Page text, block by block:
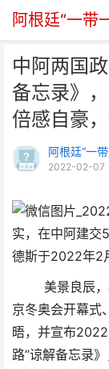
阿根廷“一带
中阿两国
备忘录》
倍感自豪，
阿根廷“一
2022-02-07
实，在中阿建交
德斯于2022年2
美景良辰，喜
京冬奥会开幕式
晤，并宣布
路”谅解备忘录
谅解备忘录